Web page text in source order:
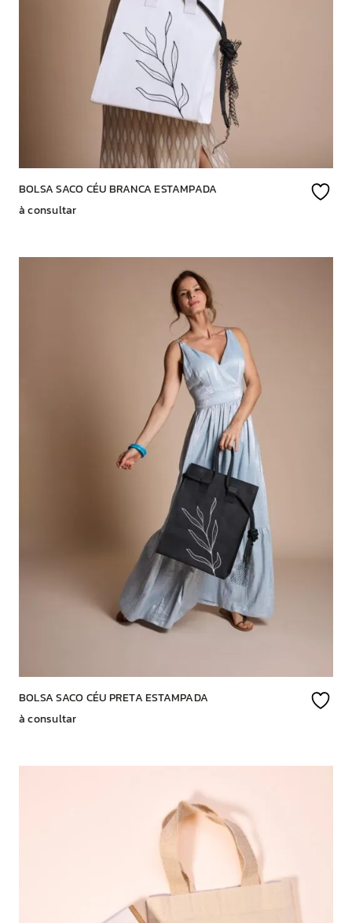
BOLSA SACO CÉU BRANCA ESTAMPADA
à consultar
BOLSA SACO CÉU PRETA ESTAMPADA
à consultar